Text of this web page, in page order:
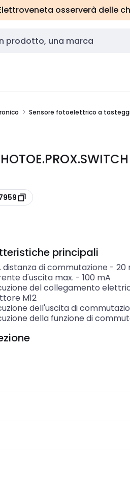
osserverà delle
Sensore fotoelettrico a
principali
distanza di commutazione - 20
d'uscita max. - 100 mA
del collegamento
M12
dell'uscita di
della funzione di